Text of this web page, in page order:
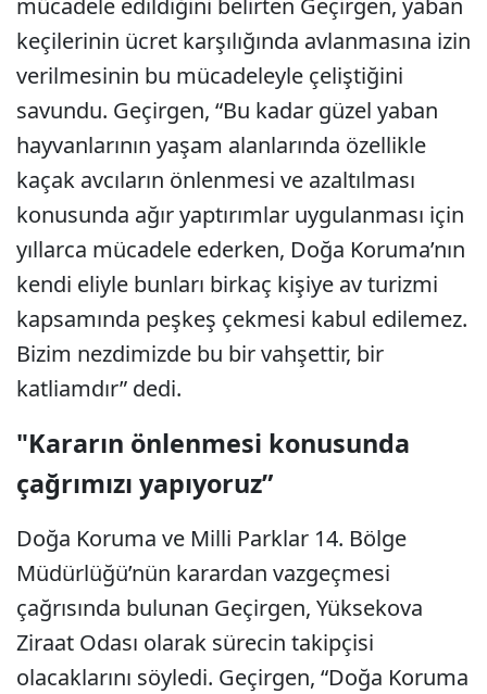
mücadele edildiğini belirten Geçirgen, yaban
keçilerinin ücret karşılığında avlanmasına izin
verilmesinin bu mücadeleyle çeliştiğini
savundu. Geçirgen, “Bu kadar güzel yaban
hayvanlarının yaşam alanlarında özellikle
kaçak avcıların önlenmesi ve azaltılması
konusunda ağır yaptırımlar uygulanması için
yıllarca mücadele ederken, Doğa Koruma’nın
kendi eliyle bunları birkaç kişiye av turizmi
kapsamında peşkeş çekmesi kabul edilemez.
Bizim nezdimizde bu bir vahşettir, bir
katliamdır” dedi.
"Kararın önlenmesi konusunda
çağrımızı yapıyoruz”
Doğa Koruma ve Milli Parklar 14. Bölge
Müdürlüğü’nün karardan vazgeçmesi
çağrısında bulunan Geçirgen, Yüksekova
Ziraat Odası olarak sürecin takipçisi
olacaklarını söyledi. Geçirgen, “Doğa Koruma